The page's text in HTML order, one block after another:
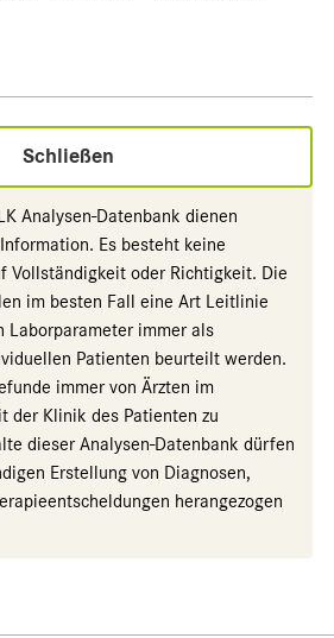
Schließen
Analysen-Datenbank dienen
Es besteht keine
Vollständigkeit oder Richtigkeit. Die
im besten Fall eine Art Leitlinie
Laborparameter immer als
Patienten beurteilt werden.
immer von Ärzten im
der Klinik des Patienten zu
dieser Analysen-Datenbank dürfen
Erstellung von Diagnosen,
herangezogen